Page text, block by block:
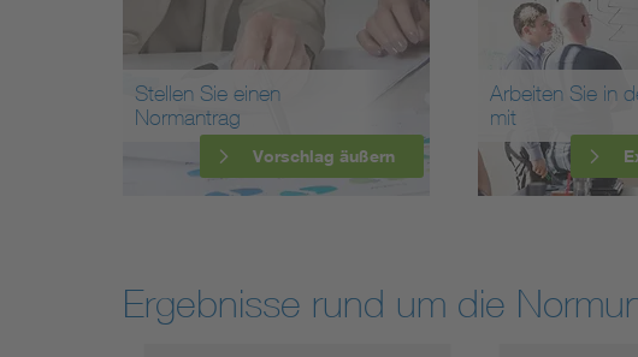
Stellen Sie einen
Normantrag
Vorschlag äußern
Arbeiten Sie in
mit
Ergebnisse rund um die